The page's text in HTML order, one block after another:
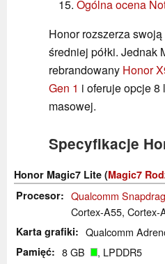
Ogólna ocena
Honor rozszerza
średniej półki. Jednak
rebrandowany Honor
Gen 1 i oferuje opcje 8
masowej.
Specyfikacje
Honor Magic7 Lite (Magic7
Procesor
Qualcomm
Cortex-A55, Cortex-
Karta grafiki Qualcomm
Pamięć 8 GB , LPDDR5